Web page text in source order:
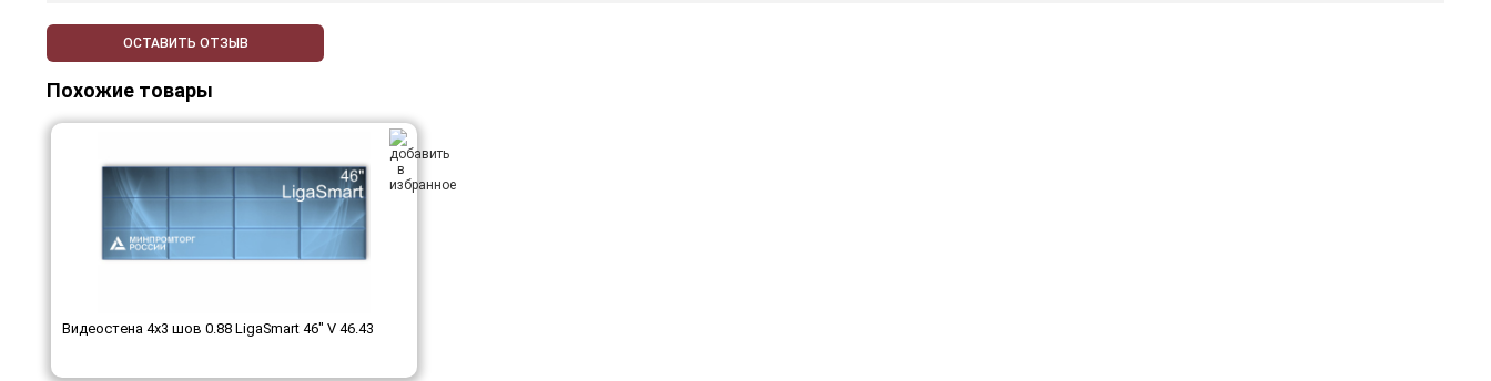
ОСТАВИТЬ ОТЗЫВ
Похожие товары
Видеостена 4x3 шов 0.88 LigaSmart 46" V 46.43